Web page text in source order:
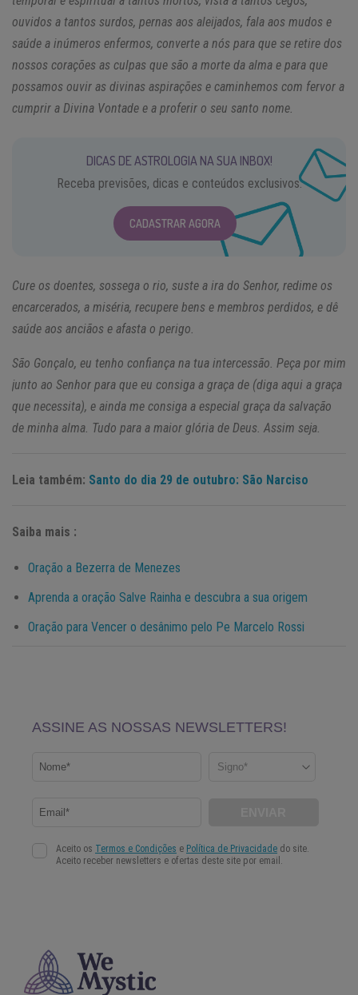
ouvidos a tantos surdos, pernas aos aleijados, fala aos mudos e
saúde a inúmeros enfermos, converte a nós para que se retire dos
nossos corações as culpas que são a morte da alma e para que
possamos ouvir as divinas aspirações e caminhemos com fervor a
cumprir a Divina Vontade e a proferir o seu santo nome.
DICAS DE ASTROLOGIA NA SUA INBOX!
Receba previsões, dicas e conteúdos exclusivos.
CADASTRAR AGORA
Cure os doentes, sossega o rio, suste a ira do Senhor, redime os
encarcerados, a miséria, recupere bens e membros perdidos, e dê
saúde aos anciãos e afasta o perigo.
São Gonçalo, eu tenho confiança na tua intercessão. Peça por mim
junto ao Senhor para que eu consiga a graça de (diga aqui a graça
que necessita), e ainda me consiga a especial graça da salvação
de minha alma. Tudo para a maior glória de Deus. Assim seja.
Leia também: Santo do dia 29 de outubro: São Narciso
Saiba mais :
Oração a Bezerra de Menezes
Aprenda a oração Salve Rainha e descubra a sua origem
Oração para Vencer o desânimo pelo Pe Marcelo Rossi